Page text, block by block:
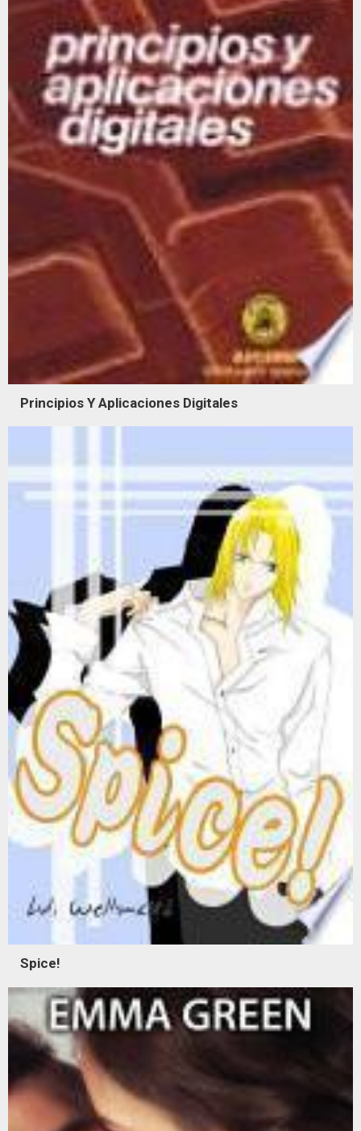
Principios Y Aplicaciones Digitales
Spice!